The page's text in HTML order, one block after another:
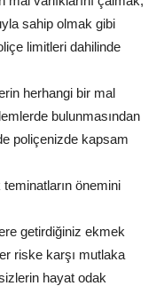
sahip olmak gibi
limitleri dahilinde
herhangi bir mal
bulunmasından
poliçenizde kapsam
önemini
getirdiğiniz ekmek
riske karşı mutlaka
hayat odak